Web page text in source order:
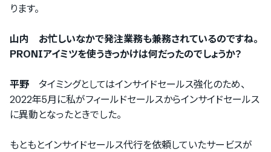
ります。
山内 お忙しいなかで発注業務も兼務されているのですね。
PRONIアイミツを使うきっかけは何だったのでしょうか？
平野 タイミングとしてはインサイドセールス強化のため、
2022年5月に私がフィールドセールスからインサイドセールス
に異動となったときでした。
もともとインサイドセールス代行を依頼していたサービスが